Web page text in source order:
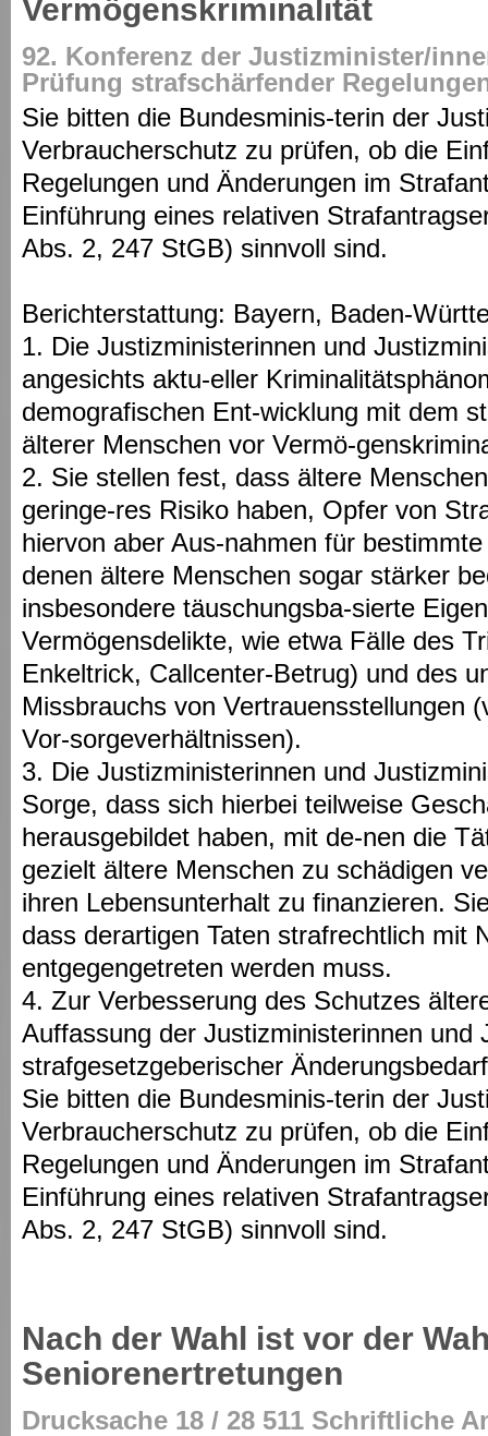
Vermögenskriminalität
92. Konferenz der Justizminister/
Prüfung strafschärfender
Sie bitten die Bundesminis-terin der
Verbraucherschutz zu prüfen, ob die
Regelungen und Änderungen im
Einführung eines relativen
Abs. 2, 247 StGB) sinnvoll sind.
Berichterstattung: Bayern, Baden-
1. Die Justizministerinnen und
angesichts aktu-eller
demografischen Ent-wicklung mit dem
älterer Menschen vor Vermö-
2. Sie stellen fest, dass ältere
geringe-res Risiko haben, Opfer von
hiervon aber Aus-nahmen für
denen ältere Menschen sogar stärker
insbesondere täuschungsba-sierte
Vermögensdelikte, wie etwa Fälle des
Enkeltrick, Callcenter-Betrug) und des
Missbrauchs von Vertrauensstellungen
Vor-sorgeverhältnissen).
3. Die Justizministerinnen und
Sorge, dass sich hierbei teilweise
herausgebildet haben, mit de-nen die
gezielt ältere Menschen zu schädigen
ihren Lebensunterhalt zu finanzieren.
dass derartigen Taten strafrechtlich mit
entgegengetreten werden muss.
4. Zur Verbesserung des Schutzes
Auffassung der Justizministerinnen und
strafgesetzgeberischer
Sie bitten die Bundesminis-terin der
Verbraucherschutz zu prüfen, ob die
Regelungen und Änderungen im
Einführung eines relativen
Abs. 2, 247 StGB) sinnvoll sind.
Nach der Wahl ist vor der
Seniorenertretungen
Drucksache 18 / 28 511 Schriftliche